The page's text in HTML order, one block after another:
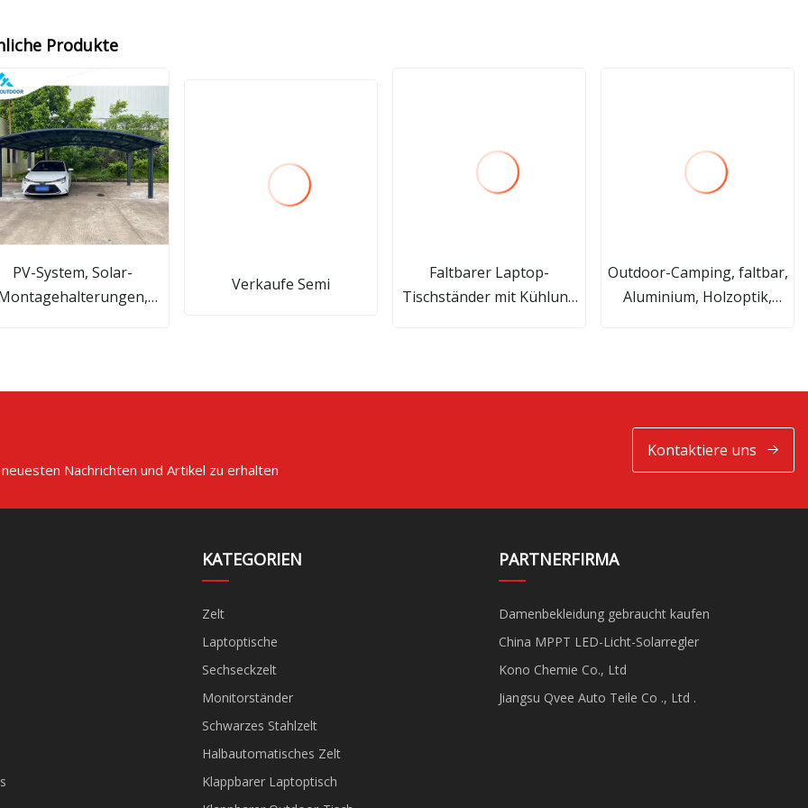
Produkte
PV-System, Solar-
Verkaufe Semi
Faltbarer Laptop-
Tischständer mit Kühlung
Outdoor-Camping, faltbar,
Aluminium, Holzoptik,
Nachrichten und Artikel zu erhalten
Kontaktiere uns
KATEGORIEN
Zelt
Laptoptische
Sechseckzelt
Monitorständer
Schwarzes Stahlzelt
Halbautomatisches Zelt
Klappbarer Laptoptisch
PARTNERFIRMA
Damenbekleidung gebraucht kaufen
China MPPT LED-Licht-Solarregler
Kono Chemie Co., Ltd
Jiangsu Qvee Auto Teile Co ., Ltd .